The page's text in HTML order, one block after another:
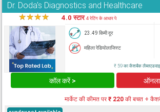
Dr. Doda's Diagnostics and Healthcare
★★★★ 4.0 स्टार4 रेटिंग के आधार पे
23.49 किमी दूर
महिला रेडियोलाजिस्ट
₹ 59 का कैशबैक
कॉल करें >
मार्केट की कीमत पर₹ 220की बचत +